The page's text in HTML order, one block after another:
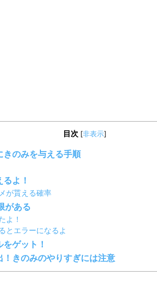
目次 [非表示]
きのみを与える手順
よ！
が貰える確率
がある
よ！
とエラーになるよ
ゲット！
！きのみのやりすぎには注意